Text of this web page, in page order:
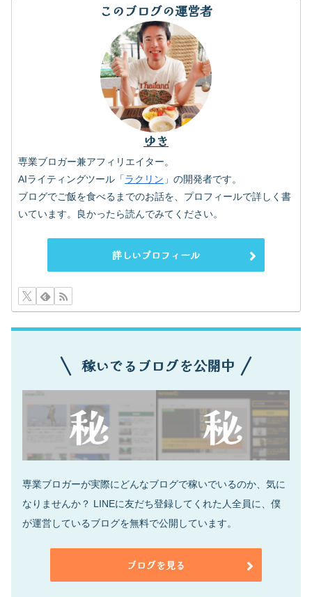
このブログの運営者
ゆき
専業ブロガー兼アフィリエイター。
AIライティングツール「ラクリン 」の開発者です。
ブログでご飯を食べるまでのお話を、プロフィールで詳しく書
いています。良かったら読んでみてください。
詳しいプロフィール
稼いでるブログを公開中
専業ブロガーが実際にどんなブログで稼いでいるのか、気に
なりませんか？ LINEに友だち登録してくれた人全員に、僕
が運営しているブログを無料で公開しています。
ブログを見る